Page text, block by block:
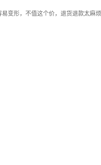
变形，不值这个价，退货退款太麻